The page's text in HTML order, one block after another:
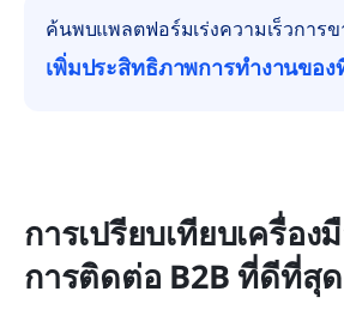
ค้นพบแพลตฟอร์มเร่งความเร็วการข
เพิ่มประสิทธิภาพการทำงานของ
การเปรียบเทียบเครื่อ
การติดต่อ B2B ที่ดีที่สุด